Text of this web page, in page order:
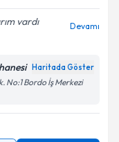
vardı
Devamı
Haritada Göster
No:1 Bordo İş Merkezi